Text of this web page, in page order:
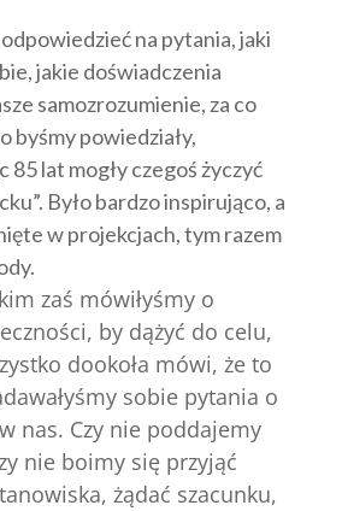
na pytania, jaki
jakie doświadczenia
samozrozumienie, za co
byśmy powiedziały,
85 lat mogły czegoś życzyć
Było bardzo inspirująco, a
w projekcjach, tym razem
zaś mówiłyśmy o
by dążyć do celu,
dookoła mówi, że to
sobie pytania o
nas. Czy nie poddajemy
nie boimy się przyjąć
żądać szacunku,